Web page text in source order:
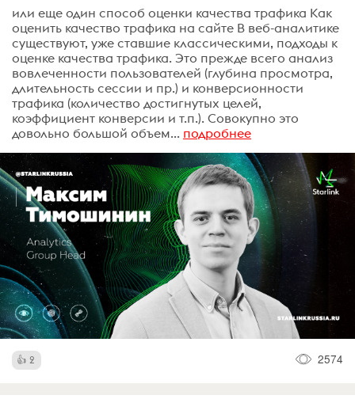
или еще один способ оценки качества трафика Как
оценить качество трафика на сайте В веб-аналитике
существуют, уже ставшие классическими, подходы к
оценке качества трафика. Это прежде всего анализ
вовлеченности пользователей (глубина просмотра,
длительность сессии и пр.) и конверсионности
трафика (количество достигнутых целей,
коэффициент конверсии и т.п.). Совокупно это
довольно большой объем... подробнее
2 2574